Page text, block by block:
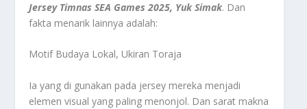
Jersey Timnas SEA Games 2025, Yuk Simak. Dan
fakta menarik lainnya adalah:
Motif Budaya Lokal, Ukiran Toraja
Ia yang di gunakan pada jersey mereka menjadi
elemen visual yang paling menonjol. Dan sarat makna